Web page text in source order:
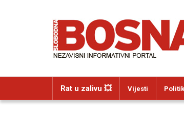
Rat u zalivu 💥 Vijesti